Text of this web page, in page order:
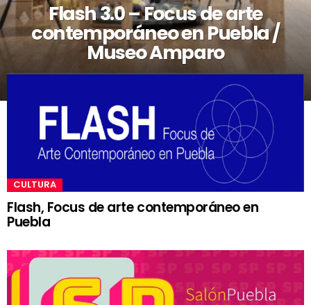
Flash 3.0 – Focus de arte
contemporáneo en Puebla /
Museo Amparo
CULTURA
Flash, Focus de arte contemporáneo en
Puebla